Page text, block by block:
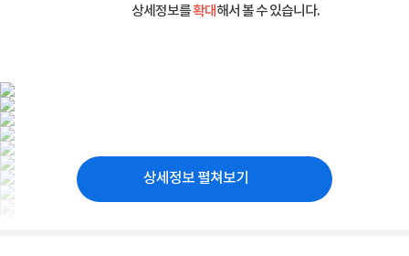
상세정보를확대해서 볼 수 있습니다.
상세정보 펼쳐보기